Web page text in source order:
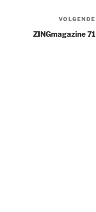
VOLGENDE
ZINGmagazine 71